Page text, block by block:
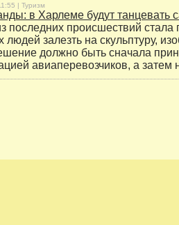
| Туризм
в Харлеме будут танцевать
последних происшествий стала
людей залезть на скульптуру,
должно быть сначала
авиаперевозчиков, а